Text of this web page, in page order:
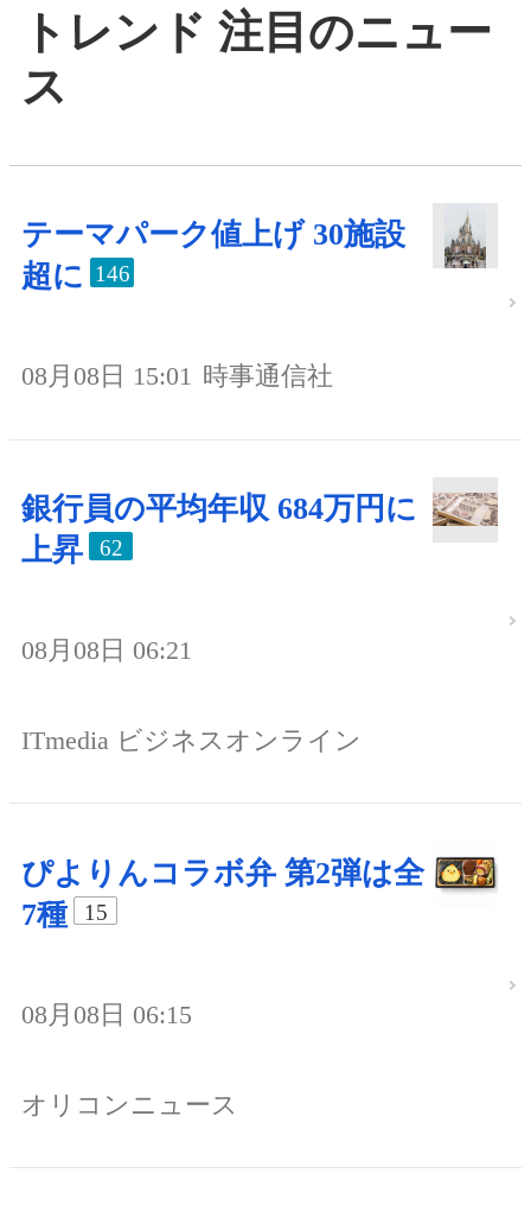
トレンド 注目のニュー
ス
テーマパーク値上げ 30施設
超に 146
08月08日 15:01 時事通信社
銀行員の平均年収 684万円に
上昇
62
08月08日 06:21
ITmedia ビジネスオンライン
ぴよりんコラボ弁 第2弾は全
7種
15
08月08日 06:15
オリコンニュース